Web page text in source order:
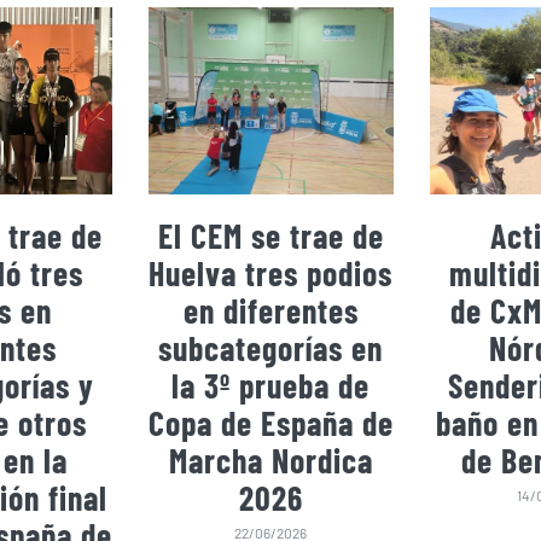
trae de
tres
en
y
otros
la
final
El CEM se trae de
Huelva tres podios
en diferentes
subcategorías en
la 3º prueba de
Copa de España de
Marcha Nordica
2026
22/06/2026
de
baño
de
14/